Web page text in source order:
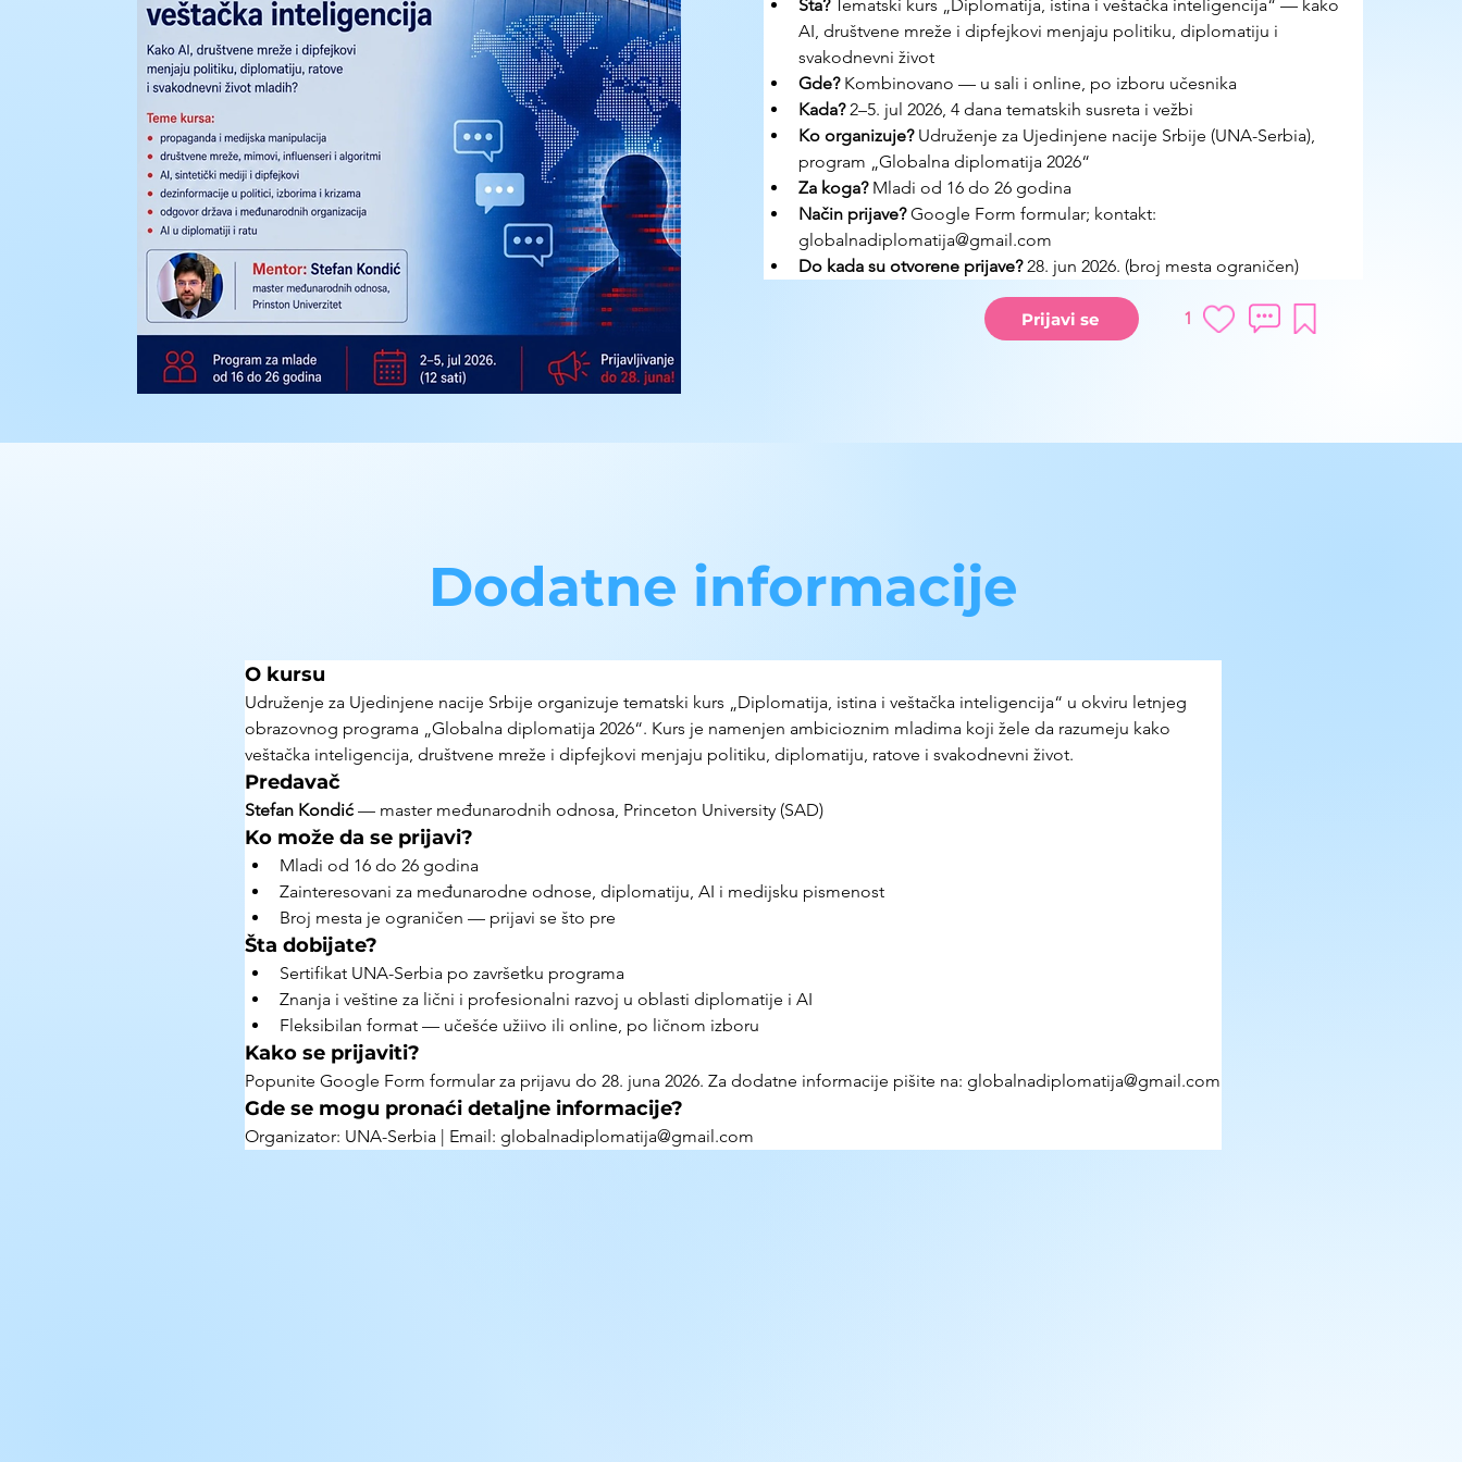
Šta? Tematski kurs „Diplomatija, istina i veštačka inteligencija“ — kako
AI, društvene mreže i dipfejkovi menjaju politiku, diplomatiju i
svakodnevni život
Gde? Kombinovano — u sali i online, po izboru učesnika
Kada? 2–5. jul 2026, 4 dana tematskih susreta i vežbi
Ko organizuje? Udruženje za Ujedinjene nacije Srbije (UNA-Serbia),
program „Globalna diplomatija 2026“
Za koga? Mladi od 16 do 26 godina
Način prijave? Google Form formular; kontakt:
globalnadiplomatija@gmail.com
Do kada su otvorene prijave? 28. jun 2026. (broj mesta ograničen)
Prijavi se 1
Dodatne informacije
O kursu
Udruženje za Ujedinjene nacije Srbije organizuje tematski kurs „Diplomatija, istina i veštačka inteligencija“ u okviru letnjeg
obrazovnog programa „Globalna diplomatija 2026“. Kurs je namenjen ambicioznim mladima koji žele da razumeju kako
veštačka inteligencija, društvene mreže i dipfejkovi menjaju politiku, diplomatiju, ratove i svakodnevni život.
Predavač
Stefan Kondić — master međunarodnih odnosa, Princeton University (SAD)
Ko može da se prijavi?
Mladi od 16 do 26 godina
Zainteresovani za međunarodne odnose, diplomatiju, AI i medijsku pismenost
Broj mesta je ograničen — prijavi se što pre
Šta dobijate?
Sertifikat UNA-Serbia po završetku programa
Znanja i veštine za lični i profesionalni razvoj u oblasti diplomatije i AI
Fleksibilan format — učešće užiivo ili online, po ličnom izboru
Kako se prijaviti?
Popunite Google Form formular za prijavu do 28. juna 2026. Za dodatne informacije pišite na: globalnadiplomatija@gmail.com
Gde se mogu pronaći detaljne informacije?
Organizator: UNA-Serbia | Email: globalnadiplomatija@gmail.com